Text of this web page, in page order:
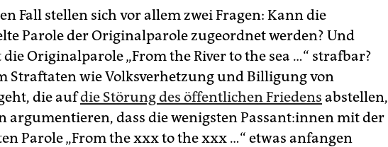
Fall stellen sich vor allem zwei Fragen: Kann die
Parole der Originalparole zugeordnet werden? Und
Originalparole „From the River to the sea …“ strafbar?
Straftaten wie Volksverhetzung und Billigung von
die aufdie Störung des öffentlichen Friedens abstellen,
argumentieren, dass die wenigsten Pas­san­t:in­nen mit der
Parole „From the xxx to the xxx …“ etwas anfangen